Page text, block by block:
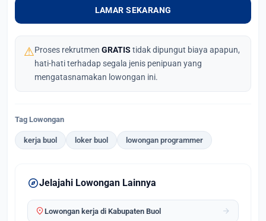
LAMAR SEKARANG
⚠Proses rekrutmen GRATIS tidak dipungut biaya apapun,
hati-hati terhadap segala jenis penipuan yang
mengatasnamakan lowongan ini.
Tag Lowongan
kerja buol loker buol lowongan programmer
exploreJelajahi Lowongan Lainnya
location_onLowongan kerja di Kabupaten Buol arrow_forward